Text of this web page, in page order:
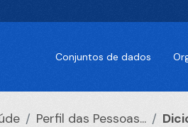
Conjuntos de dados
Perfil das Pessoas...